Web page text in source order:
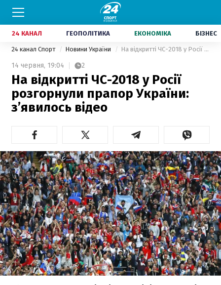
24 КАНАЛ ГЕОПОЛІТИКА ЕКОНОМІКА БІЗНЕС
24 канал Спорт Новини України На відкритті ЧС-2018 у Росії розгорнули прапор України: з’явилось відео
14 червня, 19:04 2
На відкритті ЧС-2018 у Росії
розгорнули прапор України:
з’явилось відео